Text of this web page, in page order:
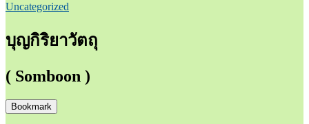
Uncategorized
บุญกิริยาวัตถุ
( Somboon )
Bookmark